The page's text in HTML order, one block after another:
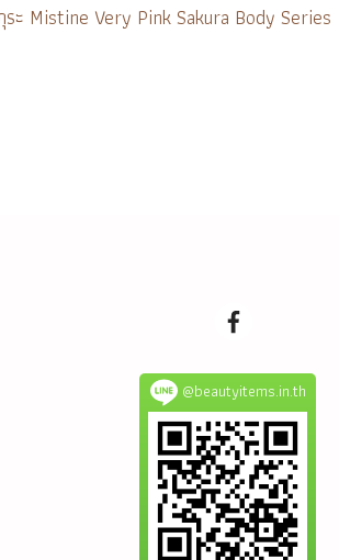
Mistine Very Pink Sakura Body Series
@beautyitems.in.th